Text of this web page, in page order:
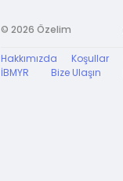
© 2026 Özelim
Hakkımızda Koşullar
İBMYR
Bize Ulaşın